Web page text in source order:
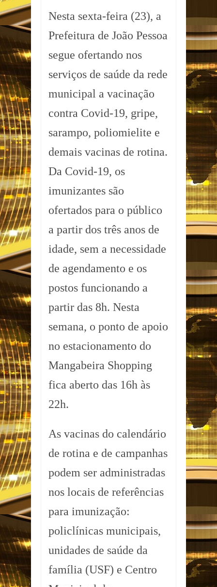
Nesta sexta-feira (23), a
Prefeitura de João Pessoa
segue ofertando nos
serviços de saúde da rede
municipal a vacinação
contra Covid-19, gripe,
sarampo, poliomielite e
demais vacinas de rotina.
Da Covid-19, os
imunizantes são
ofertados para o público
a partir dos três anos de
idade, sem a necessidade
de agendamento e os
postos funcionando a
partir das 8h. Nesta
semana, o ponto de apoio
no estacionamento do
Mangabeira Shopping
fica aberto das 16h às
22h.
As vacinas do calendário
de rotina e de campanhas
podem ser administradas
nos locais de referências
para imunização:
policlínicas municipais,
unidades de saúde da
família (USF) e Centro